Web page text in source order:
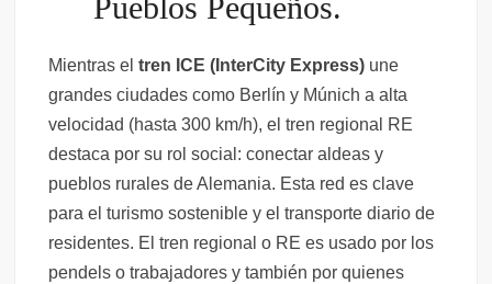
Mientras eltren ICE (InterCity Express) une
grandes ciudades como Berlín y Múnich a alta
velocidad (hasta 300 km/h), el tren regional RE
destaca por su rol social: conectar aldeas y
pueblos rurales de Alemania. Esta red es clave
para el turismo sostenible y el transporte diario de
residentes. El tren regional o RE es usado por los
pendels o trabajadores y también por quienes